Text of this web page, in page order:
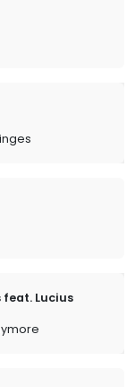
feat. Lucius